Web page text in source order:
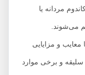
یا
و مزایایی
و برخی موارد